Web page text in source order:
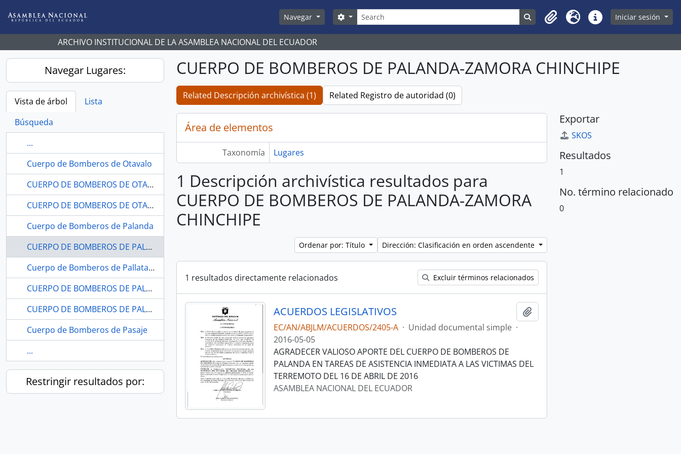
Navegar
Búsqueda
Search options Search in browse page
Clipboard
Idioma Enlaces rápidos
Iniciar sesión
ARCHIVO INSTITUCIONAL DE LA ASAMBLEA NACIONAL DEL ECUADOR
Navegar Lugares:
Vista de árbol
Lista
Búsqueda
...
Cuerpo de Bomberos de Otavalo
CUERPO DE BOMBEROS DE OTAVALO-IMBABURA
CUERPO DE BOMBEROS DE OTAVALO-IMBABURA
Cuerpo de Bomberos de Palanda
CUERPO DE BOMBEROS DE PALANDA-ZAMORA CHINCHIPE
Cuerpo de Bomberos de Pallatanga
CUERPO DE BOMBEROS DE PALLATANGA-CHIMBORAZO
CUERPO DE BOMBEROS DE PALLATANGA-CHIMBORAZO
Cuerpo de Bomberos de Pasaje
...
Restringir resultados por:
CUERPO DE BOMBEROS DE PALANDA-ZAMORA CHINCHIPE
Related Descripción archivística (1) Related Registro de autoridad (0)
Área de elementos
Taxonomía Lugares
1 Descripción archivística resultados para
CUERPO DE BOMBEROS DE PALANDA-ZAMORA
CHINCHIPE
Ordenar por: Título Dirección: Clasificación en orden ascendente
1 resultados directamente relacionados Excluir términos relacionados
ACUERDOS LEGISLATIVOS
EC/AN/ABJLM/ACUERDOS/2405-A · Unidad documental simple ·
2016-05-05
AGRADECER VALIOSO APORTE DEL CUERPO DE BOMBEROS DE
PALANDA EN TAREAS DE ASISTENCIA INMEDIATA A LAS VICTIMAS DEL
TERREMOTO DEL 16 DE ABRIL DE 2016
ASAMBLEA NACIONAL DEL ECUADOR
Exportar
SKOS
Resultados
1
No. término relacionado
0